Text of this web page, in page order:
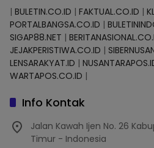
| BULETIN.CO.ID | FAKTUAL.CO.ID |
PORTALBANGSA.CO.ID |
SIGAP88.NET |
JEJAKPERISTIWA.CO.ID |
LENSARAKYAT.ID |
WARTAPOS.CO.ID |
Info Kontak
Jalan Kawah Ijen No. 26
Timur - Indonesia